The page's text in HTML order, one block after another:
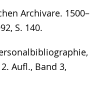
Archivare. 1500–
S. 140.
Aufl., Band 3,